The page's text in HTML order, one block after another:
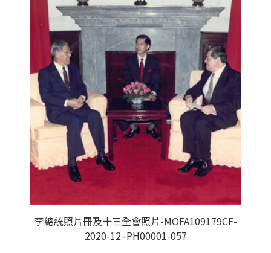
李總統照片冊及十三全會照片-MOFA109179CF-
2020-12–PH00001-057